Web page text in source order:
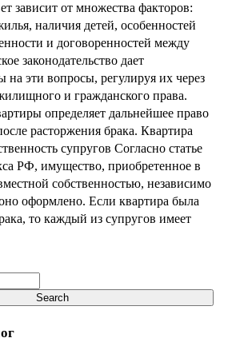
зависит от множества факторов:
наличия детей, особенностей
и договоренностей между
законодательство дает
на эти вопросы, регулируя их через
и гражданского права.
определяет дальнейшее право
расторжения брака. Квартира
супругов Согласно статье
РФ, имущество, приобретенное в
собственностью, независимо
оформлено. Если квартира была
то каждый из супругов имеет